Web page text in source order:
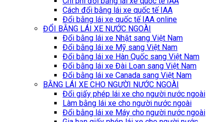
Cách đổi bằng lái xe quốc tế IAA
Đổi bằng lái xe quốc tế IAA online
ĐỔI BẰNG LÁI XE NƯỚC NGOÀI
Đổi bằng lái xe Nhật sang Việt Nam
Đổi bằng lái xe Mỹ sang Việt Nam
Đổi bằng lái xe Hàn Quốc sang Việt Nam
Đổi bằng lái xe Đài Loan sang Việt Nam
Đổi bằng lái xe Canada sang Việt Nam
BẰNG LÁI XE CHO NGƯỜI NƯỚC NGOÀI
Đổi giấy phép lái xe cho người nước ngoài
Làm bằng lái xe cho người nước ngoài
Đổi bằng lái xe Máy cho người nước ngoài